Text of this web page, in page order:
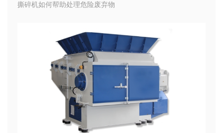
撕碎机如何帮助处理危险废弃物